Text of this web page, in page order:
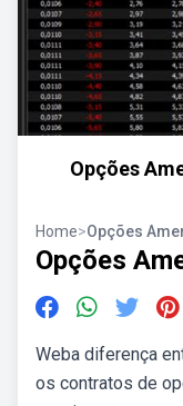
Opções
Home>Opções
Opções
Weba diferença
os contratos de